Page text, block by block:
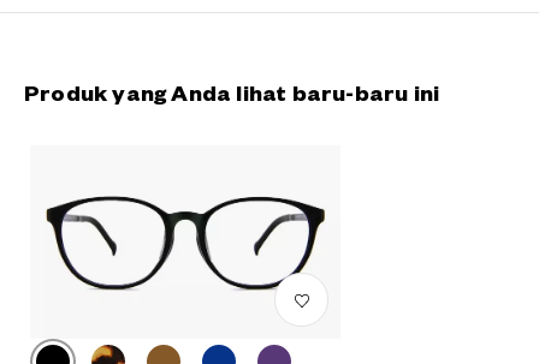
Produk yang Anda lihat baru-baru ini